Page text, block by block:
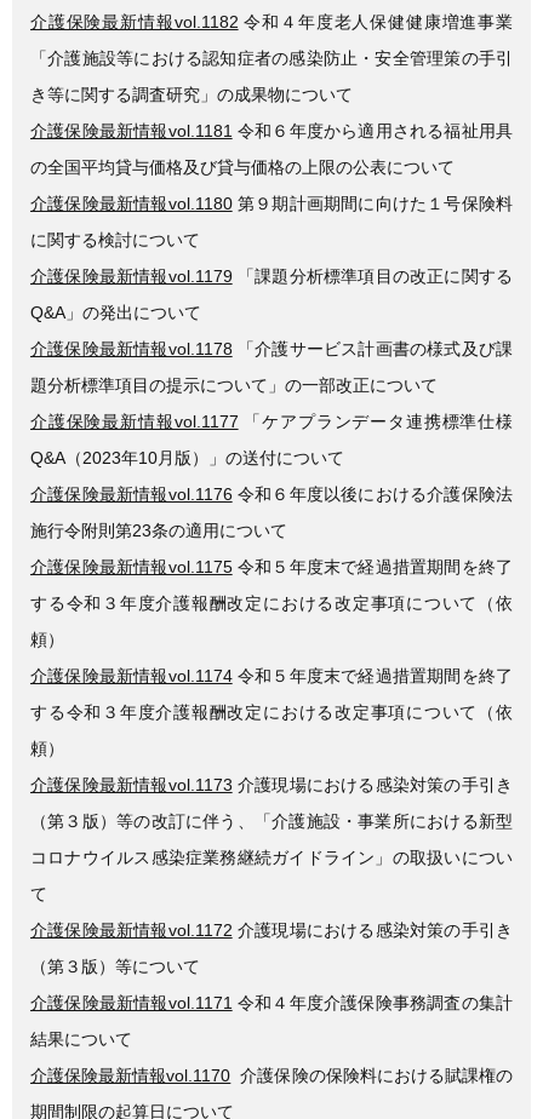
介護保険最新情報vol.1182 令和４年度老人保健健康増進事業
「介護施設等における認知症者の感染防止・安全管理策の手引
き等に関する調査研究」の成果物について
介護保険最新情報vol.1181 令和６年度から適用される福祉用具
の全国平均貸与価格及び貸与価格の上限の公表について
介護保険最新情報vol.1180第９期計画期間に向けた１号保険料
に関する検討について
介護保険最新情報vol.1179「課題分析標準項目の改正に関する
Q&A」の発出について
介護保険最新情報vol.1178 「介護サービス計画書の様式及び課
題分析標準項目の提示について」の一部改正について
介護保険最新情報vol.1177 「ケアプランデータ連携標準仕様
Q&A（2023年10月版）」の送付について
介護保険最新情報vol.1176 令和６年度以後における介護保険法
施行令附則第23条の適用について
介護保険最新情報vol.1175令和５年度末で経過措置期間を終了
する令和３年度介護報酬改定における改定事項について（依
頼）
介護保険最新情報vol.1174令和５年度末で経過措置期間を終了
する令和３年度介護報酬改定における改定事項について（依
頼）
介護保険最新情報vol.1173 介護現場における感染対策の手引き
（第３版）等の改訂に伴う、「介護施設・事業所における新型
コロナウイルス感染症業務継続ガイドライン」の取扱いについ
て
介護保険最新情報vol.1172 介護現場における感染対策の手引き
（第３版）等について
介護保険最新情報vol.1171 令和４年度介護保険事務調査の集計
結果について
介護保険最新情報vol.1170 介護保険の保険料における賦課権の
期間制限の起算日について